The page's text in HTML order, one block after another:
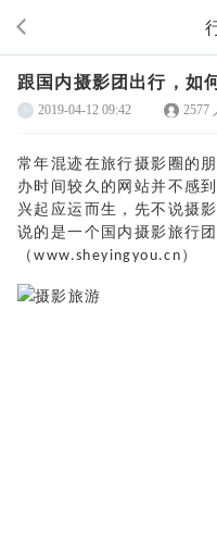
跟国内摄影团出行，如
2019-04-12 09:42 2577
常年混迹在旅行摄影圈的
办时间较久的网站并不感
兴起应运而生，先不说摄
说的是一个国内摄影旅行
（www.sheyingyou.cn ）